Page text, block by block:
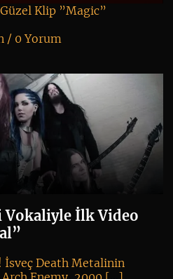
Klip ”Magic”
/ 0 Yorum
Vokaliyle İlk Video
İsveç Death Metalinin